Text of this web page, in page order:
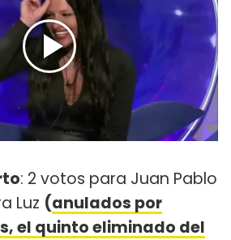
: 2 votos para Juan Pablo
Luz (anulados por
el quinto eliminado del